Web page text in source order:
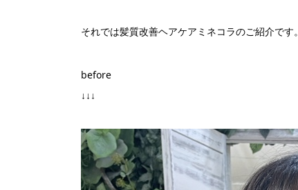
それでは髪質改善ヘアケアミネコラのご紹介です。
before
↓↓↓